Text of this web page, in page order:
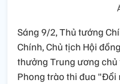
Sáng 9/2, Thủ tướng
Chính, Chủ tịch Hội
thưởng Trung ương chủ
Phong trào thi đua "Đổi